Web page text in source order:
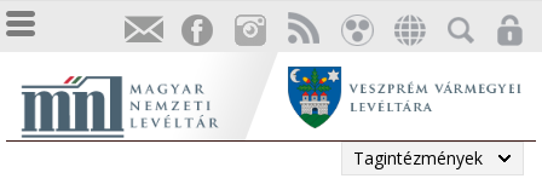
Tagintézmények